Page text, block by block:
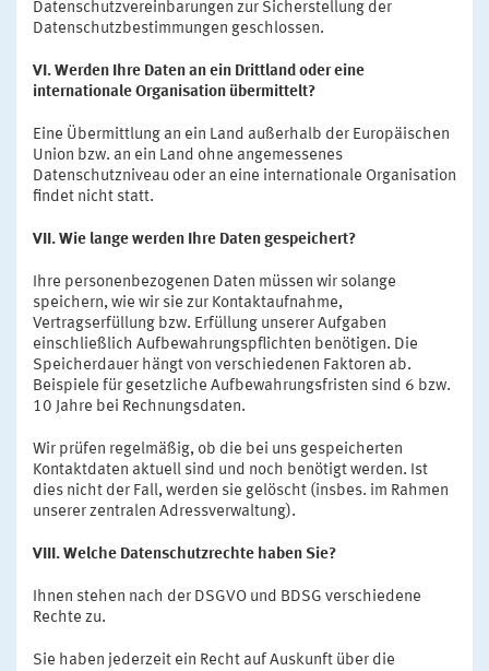
Datenschutzvereinbarungen zur Sicherstellung der
Datenschutzbestimmungen geschlossen.
VI. Werden Ihre Daten an ein Drittland oder eine
internationale Organisation übermittelt?
Eine Übermittlung an ein Land außerhalb der Europäischen
Union bzw. an ein Land ohne angemessenes
Datenschutzniveau oder an eine internationale Organisation
findet nicht statt.
VII. Wie lange werden Ihre Daten gespeichert?
Ihre personenbezogenen Daten müssen wir solange
speichern, wie wir sie zur Kontaktaufnahme,
Vertragserfüllung bzw. Erfüllung unserer Aufgaben
einschließlich Aufbewahrungspflichten benötigen. Die
Speicherdauer hängt von verschiedenen Faktoren ab.
Beispiele für gesetzliche Aufbewahrungsfristen sind 6 bzw.
10 Jahre bei Rechnungsdaten.
Wir prüfen regelmäßig, ob die bei uns gespeicherten
Kontaktdaten aktuell sind und noch benötigt werden. Ist
dies nicht der Fall, werden sie gelöscht (insbes. im Rahmen
unserer zentralen Adressverwaltung).
VIII. Welche Datenschutzrechte haben Sie?
Ihnen stehen nach der DSGVO und BDSG verschiedene
Rechte zu.
Sie haben jederzeit ein Recht auf Auskunft über die